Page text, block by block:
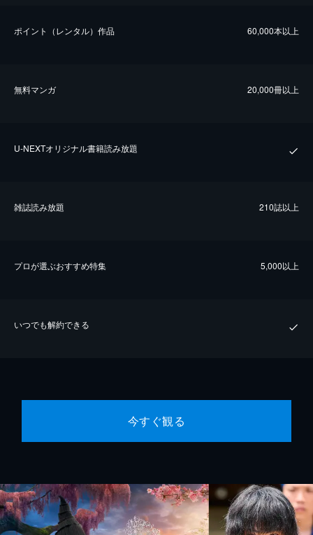
ポイント（レンタル）作品 60,000本以上
無料マンガ 20,000冊以上
U-NEXTオリジナル書籍読み放題
雑誌読み放題 210誌以上
プロが選ぶおすすめ特集 5,000以上
いつでも解約できる
今すぐ観る